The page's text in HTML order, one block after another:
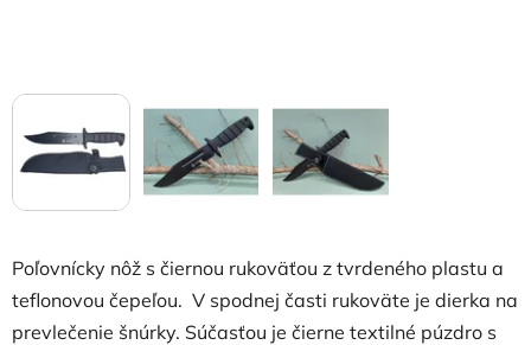
Poľovnícky nôž s čiernou rukoväťou z tvrdeného plastu a
teflonovou čepeľou. V spodnej časti rukoväte je dierka na
prevlečenie šnúrky. Súčasťou je čierne textilné púzdro s